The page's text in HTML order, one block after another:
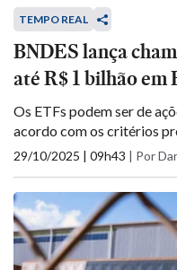
TEMPO REAL
BNDES lança
até R$ 1 bilhão em
Os ETFs podem ser de
acordo com os critérios
29/10/2025 | 09h43 | Por